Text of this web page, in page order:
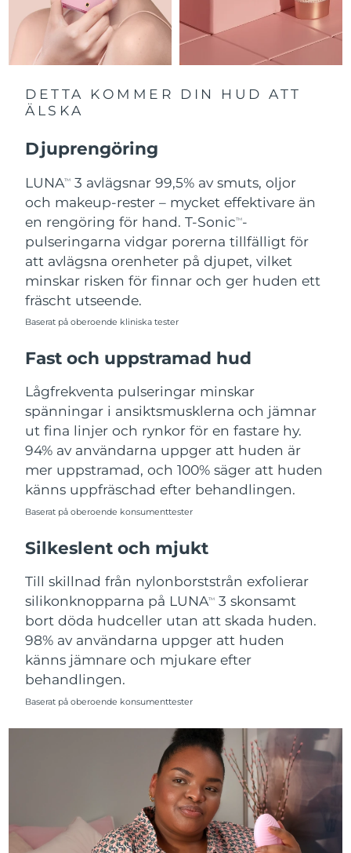
DETTA KOMMER DIN HUD ATT
ÄLSKA
Djuprengöring
LUNATM
3 avlägsnar 99,5% av smuts, oljor
och makeup-rester – mycket effektivare än
en rengöring för hand. T-SonicTM-
pulseringarna vidgar porerna tillfälligt för
att avlägsna orenheter på djupet, vilket
minskar risken för finnar och ger huden ett
fräscht utseende.
Baserat på oberoende kliniska tester
Fast och uppstramad hud
Lågfrekventa pulseringar minskar
spänningar i ansiktsmusklerna och jämnar
ut fina linjer och rynkor för en fastare hy.
94% av användarna uppger att huden är
mer uppstramad, och 100% säger att huden
känns uppfräschad efter behandlingen.
Baserat på oberoende konsumenttester
Silkeslent och mjukt
Till skillnad från nylonborststrån exfolierar
silikonknopparna på LUNATM
3 skonsamt
bort döda hudceller utan att skada huden.
98% av användarna uppger att huden
känns jämnare och mjukare efter
behandlingen.
Baserat på oberoende konsumenttester
Slovakien Förväntad leverans 8/11/26
Slovenien
Sydafrika
Sydkorea
Spanien Förväntad leverans8/11/26
Sverige Förväntad leverans
Schweiz Förväntad leverans
Taiwan Förväntad leverans
Thailand
Turkiet Förväntad leverans
Förenade
Arabemiraten
Förväntad leverans8/12/26
Storbritannien Förväntad leverans8/11/26
USA Förväntad leverans8/12/26